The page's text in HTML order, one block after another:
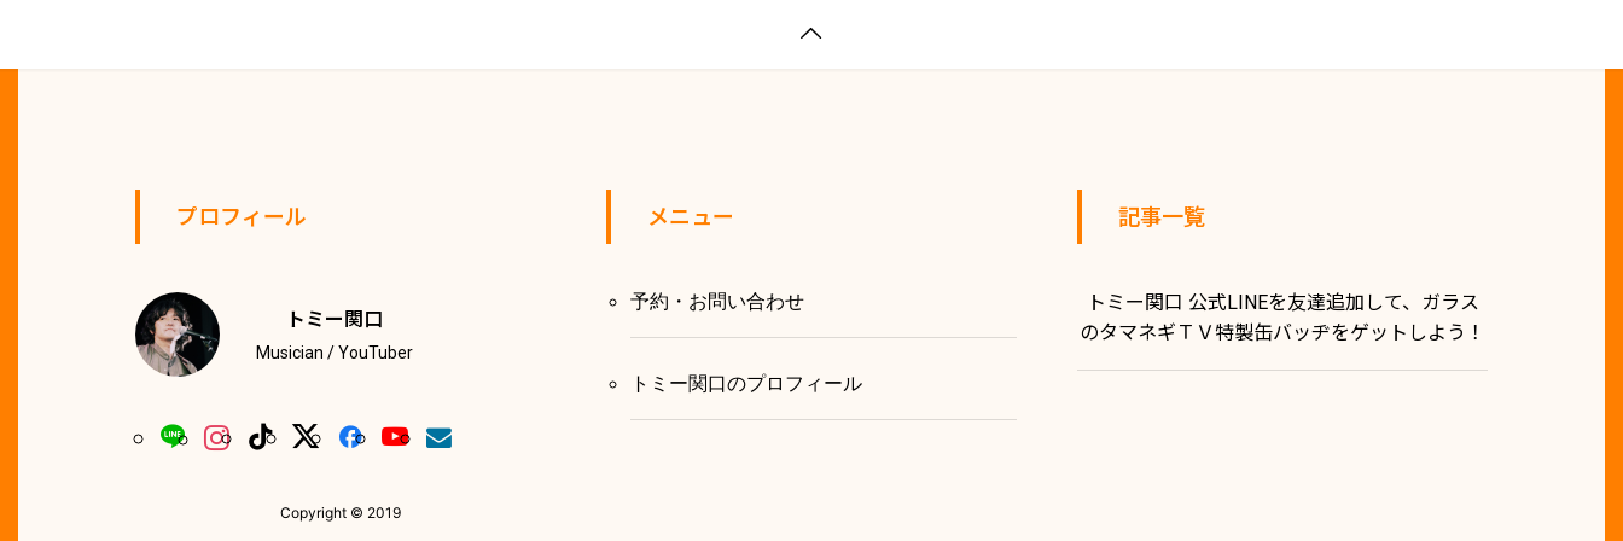

プロフィール
トミー関口
Musician / YouTuber
Copyright © 2019
メニュー
予約・お問い合わせ
トミー関口のプロフィール
記事一覧
トミー関口 公式LINEを友達追加して、ガラス
のタマネギＴＶ特製缶バッヂをゲットしよう！